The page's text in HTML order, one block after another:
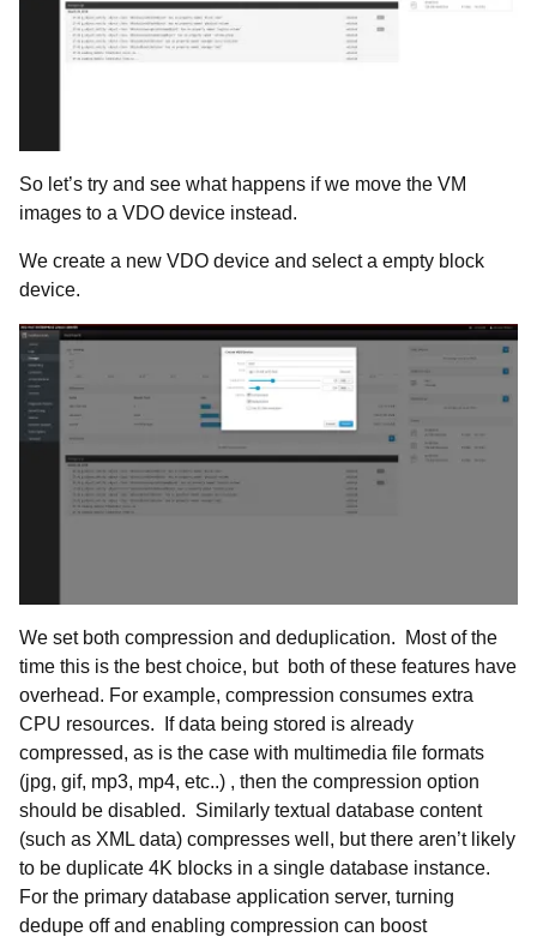
So let’s try and see what happens if we move the VM
images to a VDO device instead.
We create a new VDO device and select a empty block
device.
We set both compression and deduplication. Most of the
time this is the best choice, but both of these features have
overhead. For example, compression consumes extra
CPU resources. If data being stored is already
compressed, as is the case with multimedia file formats
(jpg, gif, mp3, mp4, etc..) , then the compression option
should be disabled. Similarly textual database content
(such as XML data) compresses well, but there aren’t likely
to be duplicate 4K blocks in a single database instance.
For the primary database application server, turning
dedupe off and enabling compression can boost